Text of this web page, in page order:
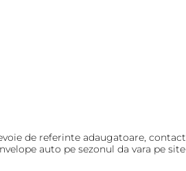
de referinte adaugatoare,
auto pe sezonul da vara pe